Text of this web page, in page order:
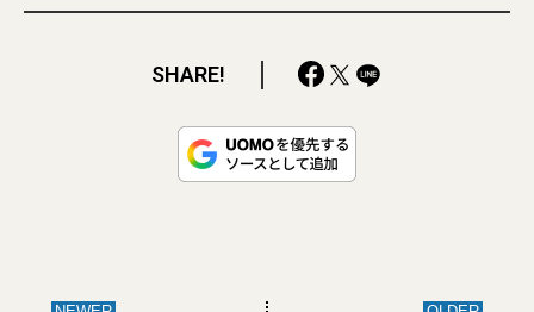
SHARE!